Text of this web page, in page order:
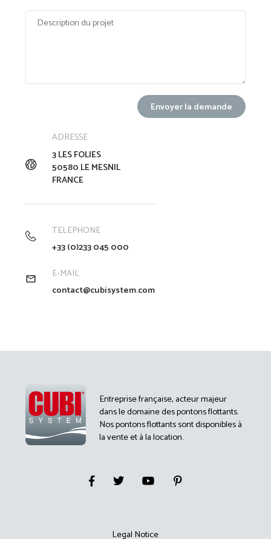
ADRESSE
3 LES FOLIES
50580 LE MESNIL
FRANCE
TELEPHONE
+33 (0)233 045 000
E-MAIL
contact@cubisystem.com
Entreprise française, acteur majeur
dans le domaine des pontons flottants.
Nos pontons flottants sont disponibles à
la vente et à la location.
Legal Notice